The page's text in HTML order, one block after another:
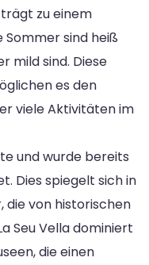
zu einem
Sommer sind heiß
mild sind. Diese
es den
viele Aktivitäten im
und wurde bereits
Dies spiegelt sich in
von historischen
Seu Vella dominiert
die einen